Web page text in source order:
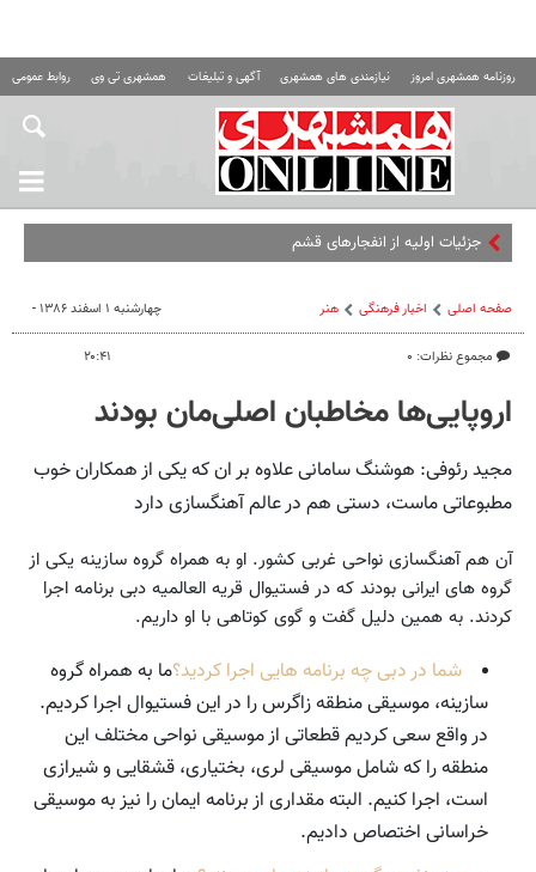
روزنامه همشهری امروز نیازمندی های همشهری آگهی و تبلیغات همشهری تی وی روابط عمومی
جزئیات اولیه از انفجارهای قشم
صفحه اصلی اخبار فرهنگی هنر
مجموع نظرات: ۰
چهارشنبه ۱ اسفند ۱۳۸۶ -
۲۰:۴۱
اروپایی‌ها مخاطبان اصلی‌مان بودند
مجید رئوفی: هوشنگ سامانی علاوه بر ان که یکی از همکاران خوب
مطبوعاتی ماست، دستی هم در عالم آهنگسازی دارد
آن هم آهنگسازی نواحی غربی کشور. او به همراه گروه سازینه یکی از
گروه های ایرانی بودند که در فستیوال قریه العالمیه دبی برنامه اجرا
کردند. به همین دلیل گفت و گوی کوتاهی با او داریم.
شما در دبی چه برنامه هایی اجرا کردید؟ما به همراه گروه
سازینه، موسیقی منطقه زاگرس را در این فستیوال اجرا کردیم.
در واقع سعی کردیم قطعاتی از موسیقی نواحی مختلف این
منطقه را که شامل موسیقی لری، بختیاری، قشقایی و شیرازی
است، اجرا کنیم. البته مقداری از برنامه ایمان را نیز به موسیقی
خراسانی اختصاص دادیم.